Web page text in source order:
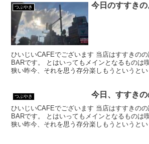
つぶやき 今日のすすきの
ひいじいCAFEでございます 当店はすすきの
BARです。 とはいってもメインとなるものは
狭い昨今、それを思う存分楽しもうというと
つぶやき 今日、すすき
ひいじいCAFEでございます 当店はすすきの
BARです。 とはいってもメインとなるものは
狭い昨今、それを思う存分楽しもうというとい